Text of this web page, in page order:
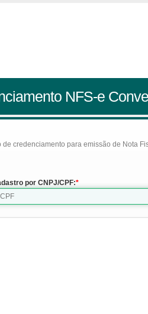
NFS-e
de credenciamento para emissão de Nota
por CNPJ/CPF: